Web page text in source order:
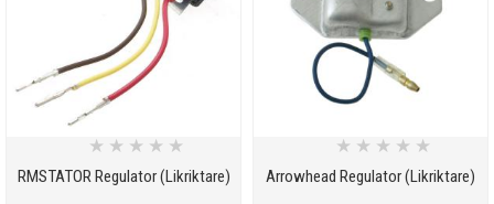
RMSTATOR Regulator (Likriktare)
★ ★ ★ ★ ★
Arrowhead Regulator (Likriktare)
★ ★ ★ ★ ★